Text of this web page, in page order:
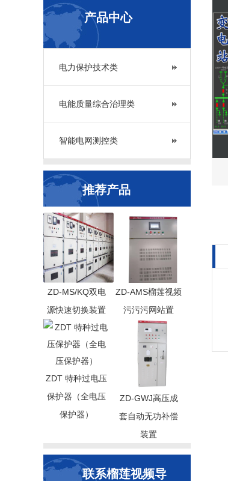
产品中心
电力保护技术类
电能质量综合治理类
智能电网测控类
推荐产品
ZD-MS/KQ双电
源快速切换装置
ZD-AMS榴莲视频
污污污网站置
ZDT 特种过电压
保护器（全电压
保护器）
ZD-GWJ高压成
套自动无功补偿
装置
联系榴莲视频导